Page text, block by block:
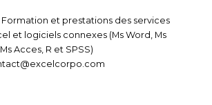
Formation et prestations des services
et logiciels connexes (Ms Word, Ms
Acces, R et SPSS)